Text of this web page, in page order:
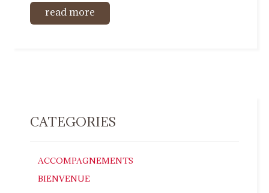
read more
CATEGORIES
ACCOMPAGNEMENTS
BIENVENUE